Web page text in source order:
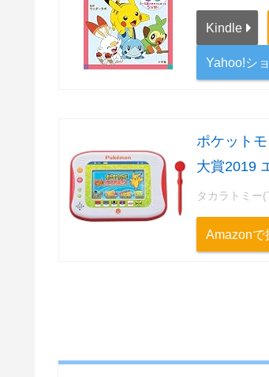
Kindle
Yahoo!シ
ポケット
大賞2019
タカラトミー
Amazonで